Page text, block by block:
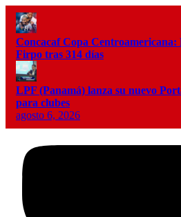
Concacaf Copa Centroamericana:
Firpo tras 314 días
LPF (Panamá) lanza su nuevo
para clubes
agosto 6, 2026